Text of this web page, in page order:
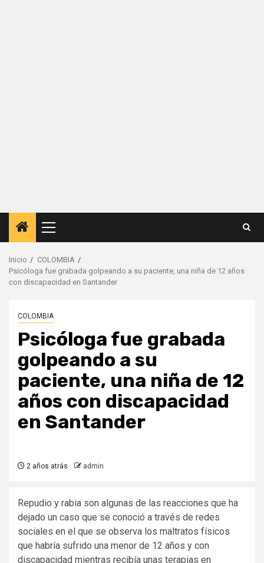
Menú
principal
Inicio
COLOMBIA
Psicóloga fue grabada golpeando a su paciente, una niña de 12 años
con discapacidad en Santander
COLOMBIA
Psicóloga fue grabada
golpeando a su
paciente, una niña de 12
años con discapacidad
en Santander
2 años atrás admin
Repudio y rabia son algunas de las reacciones que ha
dejado un caso que se conoció a través de redes
sociales en el que se observa los maltratos físicos
que habría sufrido una menor de 12 años y con
discapacidad mientras recibía unas terapias en